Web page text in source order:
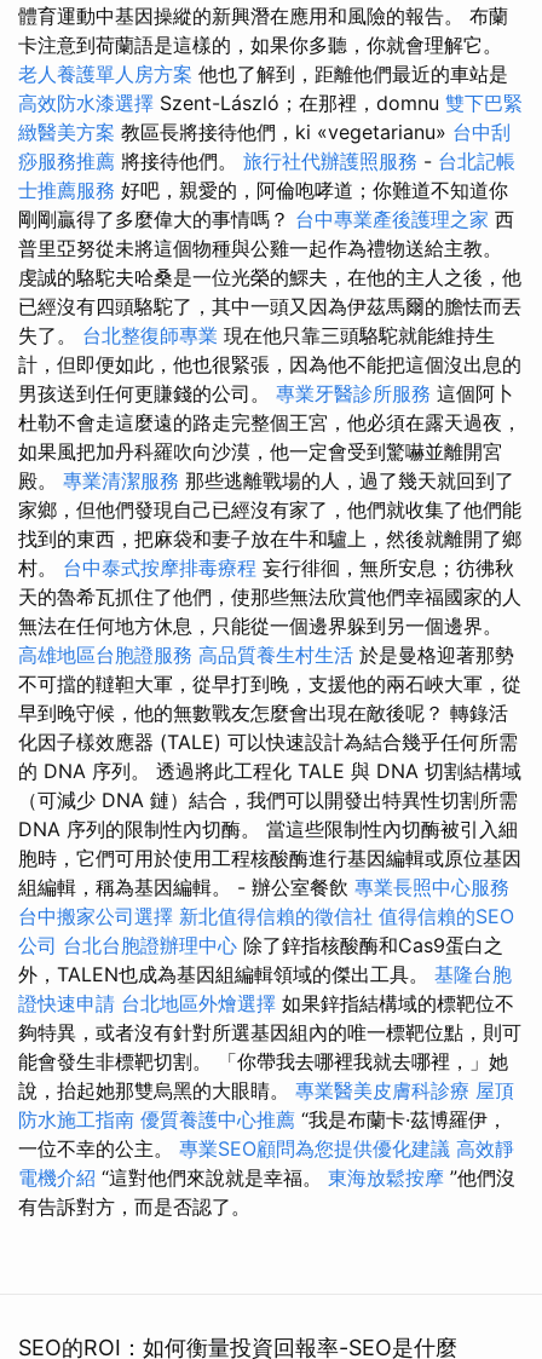
體育運動中基因操縱的新興潛在應用和風險的報告。 布蘭
卡注意到荷蘭語是這樣的，如果你多聽，你就會理解它。
老人養護單人房方案 他也了解到，距離他們最近的車站是
高效防水漆選擇 Szent-László；在那裡，domnu 雙下巴緊
緻醫美方案 教區長將接待他們，ki «vegetarianu» 台中刮
痧服務推薦 將接待他們。 旅行社代辦護照服務 - 台北記帳
士推薦服務 好吧，親愛的，阿倫咆哮道；你難道不知道你
剛剛贏得了多麼偉大的事情嗎？ 台中專業產後護理之家 西
普里亞努從未將這個物種與公雞一起作為禮物送給主教。
虔誠的駱駝夫哈桑是一位光榮的鰥夫，在他的主人之後，他
已經沒有四頭駱駝了，其中一頭又因為伊茲馬爾的膽怯而丟
失了。 台北整復師專業 現在他只靠三頭駱駝就能維持生
計，但即便如此，他也很緊張，因為他不能把這個沒出息的
男孩送到任何更賺錢的公司。 專業牙醫診所服務 這個阿卜
杜勒不會走這麼遠的路走完整個王宮，他必須在露天過夜，
如果風把加丹科羅吹向沙漠，他一定會受到驚嚇並離開宮
殿。 專業清潔服務 那些逃離戰場的人，過了幾天就回到了
家鄉，但他們發現自己已經沒有家了，他們就收集了他們能
找到的東西，把麻袋和妻子放在牛和驢上，然後就離開了鄉
村。 台中泰式按摩排毒療程 妄行徘徊，無所安息；彷彿秋
天的魯希瓦抓住了他們，使那些無法欣賞他們幸福國家的人
無法在任何地方休息，只能從一個邊界躲到另一個邊界。
高雄地區台胞證服務 高品質養生村生活 於是曼格迎著那勢
不可擋的韃靼大軍，從早打到晚，支援他的兩石峽大軍，從
早到晚守候，他的無數戰友怎麼會出現在敵後呢？ 轉錄活
化因子樣效應器 (TALE) 可以快速設計為結合幾乎任何所需
的 DNA 序列。 透過將此工程化 TALE 與 DNA 切割結構域
（可減少 DNA 鏈）結合，我們可以開發出特異性切割所需
DNA 序列的限制性內切酶。 當這些限制性內切酶被引入細
胞時，它們可用於使用工程核酸酶進行基因編輯或原位基因
組編輯，稱為基因編輯。 - 辦公室餐飲 專業長照中心服務
台中搬家公司選擇 新北值得信賴的徵信社 值得信賴的SEO
公司 台北台胞證辦理中心 除了鋅指核酸酶和Cas9蛋白之
外，TALEN也成為基因組編輯領域的傑出工具。 基隆台胞
證快速申請 台北地區外燴選擇 如果鋅指結構域的標靶位不
夠特異，或者沒有針對所選基因組內的唯一標靶位點，則可
能會發生非標靶切割。 「你帶我去哪裡我就去哪裡，」她
說，抬起她那雙烏黑的大眼睛。 專業醫美皮膚科診療 屋頂
防水施工指南 優質養護中心推薦 “我是布蘭卡·茲博羅伊，
一位不幸的公主。 專業SEO顧問為您提供優化建議 高效靜
電機介紹 “這對他們來說就是幸福。 東海放鬆按摩 ”他們沒
有告訴對方，而是否認了。
SEO的ROI：如何衡量投資回報率-SEO是什麼